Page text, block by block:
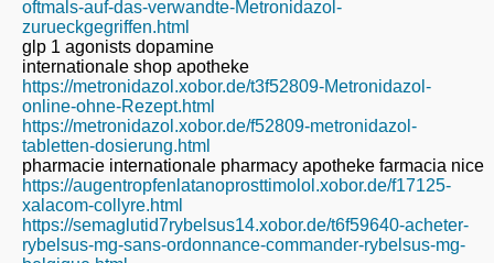
oftmals-auf-das-verwandte-Metronidazol-
zurueckgegriffen.html
glp 1 agonists dopamine
internationale shop apotheke
https://metronidazol.xobor.de/t3f52809-Metronidazol-
online-ohne-Rezept.html
https://metronidazol.xobor.de/f52809-metronidazol-
tabletten-dosierung.html
pharmacie internationale pharmacy apotheke farmacia nice
https://augentropfenlatanoprosttimolol.xobor.de/f17125-
xalacom-collyre.html
https://semaglutid7rybelsus14.xobor.de/t6f59640-acheter-
rybelsus-mg-sans-ordonnance-commander-rybelsus-mg-